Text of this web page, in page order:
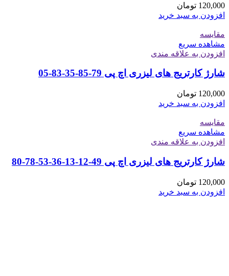
120,000 تومان
افزودن به سبد خرید
مقایسه
مشاهده سریع
افزودن به علاقه مندی
شارژ کارتریج های لیزری اچ پی 79-85-35-83-05
120,000 تومان
افزودن به سبد خرید
مقایسه
مشاهده سریع
افزودن به علاقه مندی
شارژ کارتریج های لیزری اچ پی 49-12-13-36-53-78-80
120,000 تومان
افزودن به سبد خرید